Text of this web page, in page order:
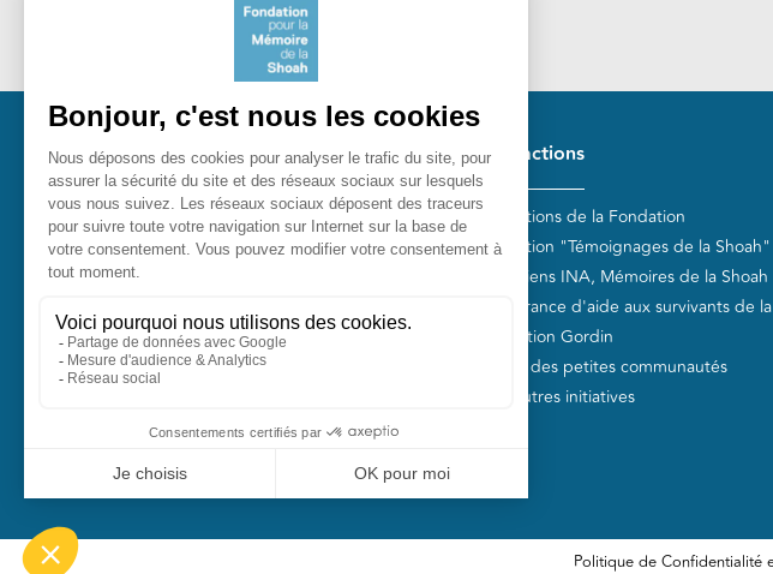
Fondation pour la Mémoire de la
Shoah
Tél. 01 53 42 63 10
Pied de page
Nos actions
Les actions de la Fondation
Collection "Témoignages de la Shoah"
Entretiens INA, Mémoires de la Shoah
Plan France d'aide aux survivants de
Fondation Gordin
Fonds des petites communautés
Nos autres initiatives
Pied de page bas Politique de Confidentialité